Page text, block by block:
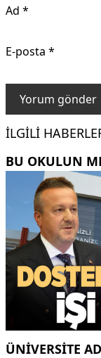
Ad *
E-posta *
İLGILI
BU OKULUN
ÜNIVERSITE